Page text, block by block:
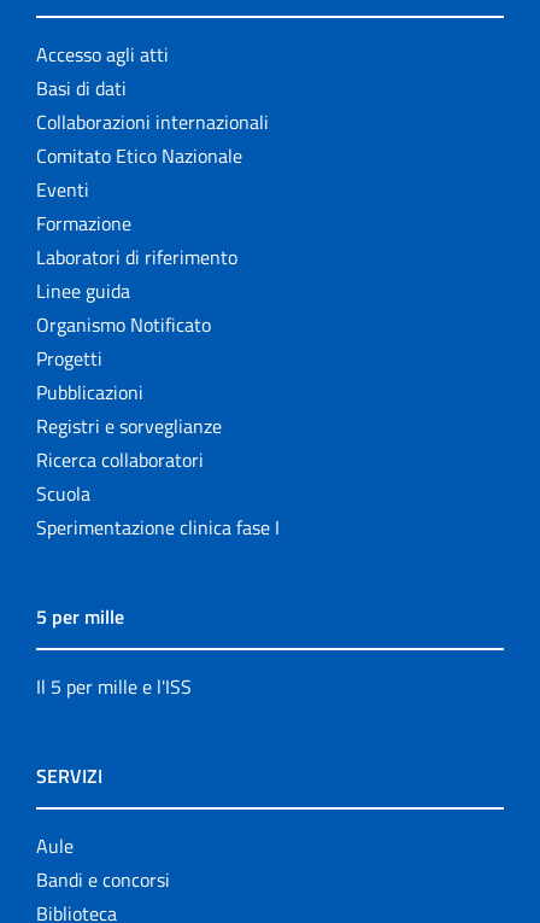
Accesso agli atti
Basi di dati
Collaborazioni internazionali
Comitato Etico Nazionale
Eventi
Formazione
Laboratori di riferimento
Linee guida
Organismo Notificato
Progetti
Pubblicazioni
Registri e sorveglianze
Ricerca collaboratori
Scuola
Sperimentazione clinica fase I
5 per mille
Il 5 per mille e l'ISS
SERVIZI
Aule
Bandi e concorsi
Biblioteca